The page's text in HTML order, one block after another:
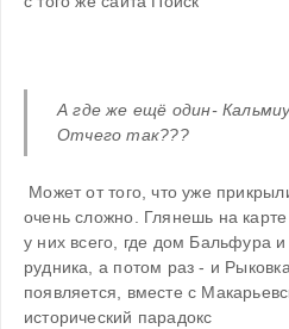
А где же ещё один-
Отчего так???
очень сложно. Глянешь на
у них всего, где дом Бальфура
рудника, а потом раз - и
появляется, вместе с
исторический парадокс